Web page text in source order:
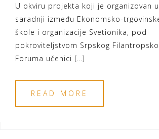
U okviru projekta koji je organizovan u
saradnji između Ekonomsko-
škole i organizacije Svetionika, pod
pokroviteljstvom Srpskog
Foruma učenici […]
READ MORE